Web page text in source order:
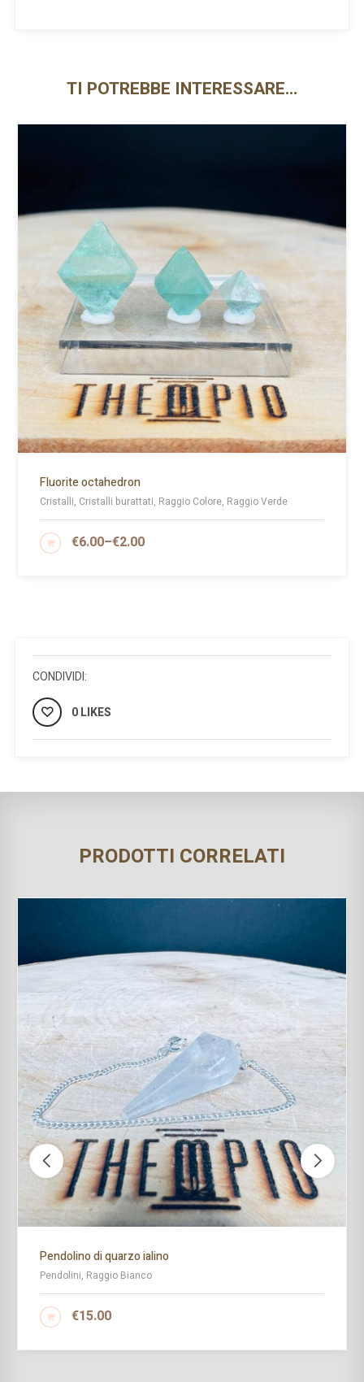
TI POTREBBE INTERESSARE…
Fluorite octahedron
Cristalli, Cristalli burattati, Raggio Colore, Raggio Verde
€2.00
–
€6.00
SCEGLI
CONDIVIDI:
0 LIKES
PRODOTTI CORRELATI
Pendolino di quarzo ialino
Pendolini, Raggio Bianco
€15.00
AGGIUNGI AL CARRELLO